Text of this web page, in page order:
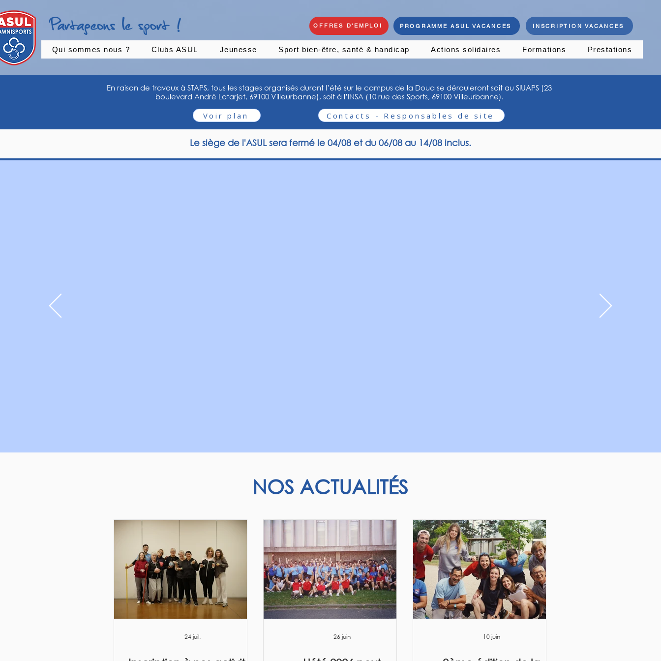
OFFRES D'EMPLOI PROGRAMME ASUL VACANCES INSCRIPTION VACANCES
Qui sommes nous ? Clubs ASUL Jeunesse Sport bien-être, santé & handicap Actions solidaires Formations Prestations
En raison de travaux à STAPS, tous les stages organisés durant l’été sur le campus de la Doua se dérouleront soit au SIUAPS (23
boulevard André Latarjet, 69100 Villeurbanne), soit à l’INSA (10 rue des Sports, 69100 Villeurbanne).
Voir plan
Contacts - Responsables de site
Le siège de l'ASUL sera fermé le 04/08 et du 06/08 au 14/08 inclus.
NOS ACTUALITÉS
24 juil. 26 juin 10 juin